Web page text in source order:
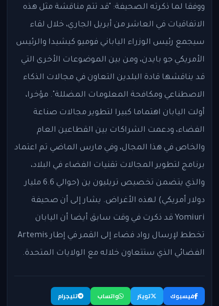
ووفقا لما ذكرته الصحيفة: "قد تتم مناقشة مثل هذه
الاتفاقيات في العاشر من أبريل الجاري، خلال لقاء
سيجمع رئيس الوزراء الياباني فوميو كيشيدا والرئيس
الأمريكي جو بايدن، ومن بين الموضوعات الأخرى التي
قد يناقشها قادة البلدين التعاون في مجالات الذكاء
الاصطناعي ومكافحة المعلومات المضللة". مؤخرا،
أولت اليابان اهتماما كبيرا لتطوير مجالات صناعة
الفضاء، ودعمت الشراكات بين القطاعين العام
والخاص في هذا المجال، وفي مارس الماضي تم اعتماد
برنامج لتطوير المجالات تقنيات الفضاء في البلاد،
والذي يتضمن تخصيص تريليون ين (حوالي 6.6 مليار
دولار أمريكي) لهذه الأغراض. يشار إلى أن صحيفة
Yomiuri قد ذكرت في وقت سابق أيضا أن اليابان
تخطط لإرسال رواد فضاء إلى القمر في إطار Artemis
الفضائي الذي ستتعاون خلاله مع الولايات المتحدة.
فيسبوك تويتر واتساب
تليجرام